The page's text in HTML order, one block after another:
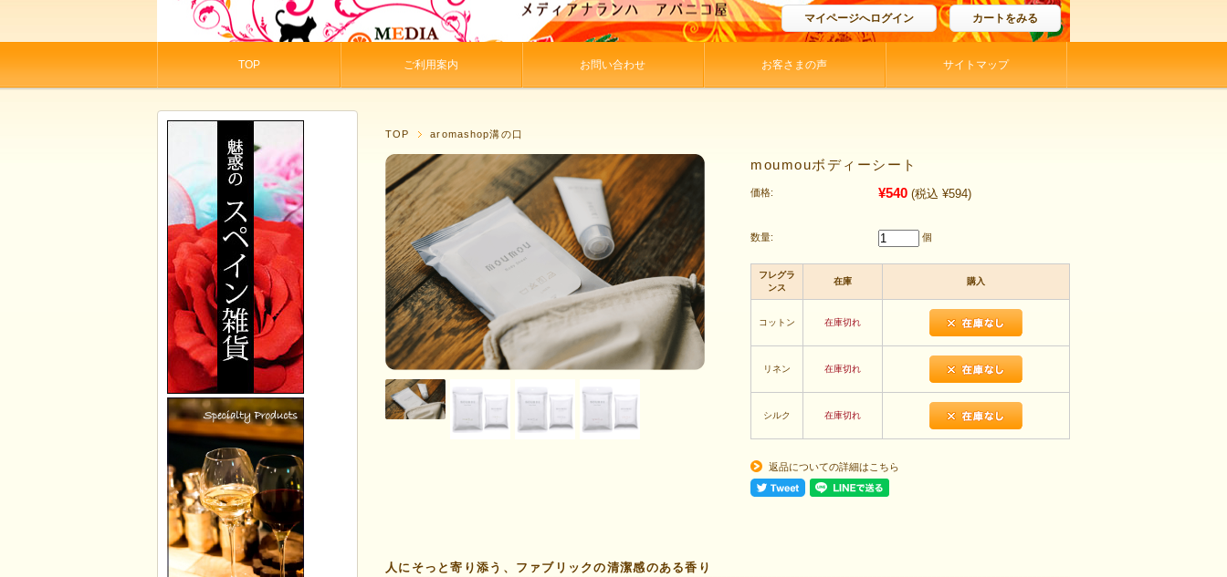
マイページへログイン カートをみる
TOP ご利用案内 お問い合わせ お客さまの声 サイトマップ
TOP aromashop溝の口
moumouボディーシート
価格: ¥540 (税込 ¥594)
数量: 個
フレグラ
ンス
在庫 購入
コットン 在庫切れ
リネン 在庫切れ
シルク 在庫切れ
返品についての詳細はこちら
人にそっと寄り添う、ファブリックの清潔感のある香り